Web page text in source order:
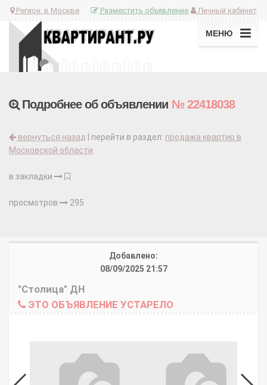
Регион: в Москве Личный кабинет
Разместить объявление
МЕНЮ
Подробнее об объявлении № 22418038
вернуться назад | перейти в раздел: продажа квартир в
Московской области
в закладки
просмотров 295
Добавлено:
08/09/2025 21:57
"Столица" ДН
ЭТО ОБЪЯВЛЕНИЕ УСТАРЕЛО